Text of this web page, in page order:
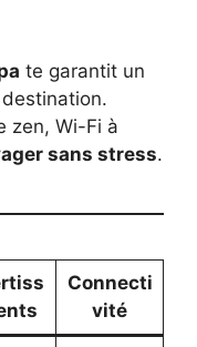
te garantit un
zen, Wi-Fi à
sans stress.
Connecti
vité